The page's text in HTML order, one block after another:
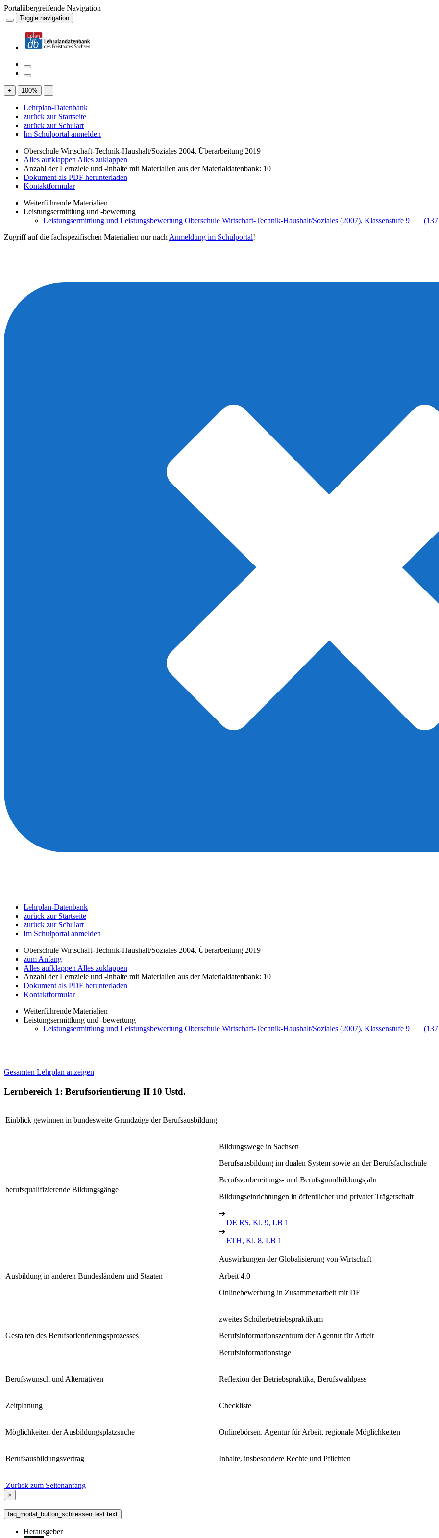
Portalübergreifende Navigation
Toggle navigation
+ 100% -
Lehrplan-Datenbank
zurück zur Startseite
zurück zur Schulart
Im Schulportal anmelden
Oberschule Wirtschaft-Technik-Haushalt/Soziales 2004, Überarbeitung 2019
Alles aufklappen Alles zuklappen
Anzahl der Lernziele und -inhalte mit Materialien aus der Materialdatenbank: 10
Dokument als PDF herunterladen
Kontaktformular
Weiterführende Materialien
Leistungsermittlung und -bewertung
Leistungsermittlung und Leistungsbewertung Oberschule Wirtschaft-Technik-Haushalt/Soziales (2007), Klassenstufe 9
Zugriff auf die fachspezifischen Materialien nur nach Anmeldung im Schulportal!
Lehrplan-Datenbank
zurück zur Startseite
zurück zur Schulart
Im Schulportal anmelden
Oberschule Wirtschaft-Technik-Haushalt/Soziales 2004, Überarbeitung 2019
zum Anfang
Alles aufklappen Alles zuklappen
Anzahl der Lernziele und -inhalte mit Materialien aus der Materialdatenbank: 10
Dokument als PDF herunterladen
Kontaktformular
Weiterführende Materialien
Leistungsermittlung und -bewertung
Leistungsermittlung und Leistungsbewertung Oberschule Wirtschaft-Technik-Haushalt/Soziales (2007), Klassenstufe 9
Gesamten Lehrplan anzeigen
Lernbereich 1: Berufsorientierung II 10 Ustd.
Einblick gewinnen in bundesweite Grundzüge der Berufsausbildung
berufsqualifizierende Bildungsgänge
Bildungswege in Sachsen
Berufsausbildung im dualen System sowie an der Berufsfachschule
Berufsvorbereitungs- und Berufsgrundbildungsjahr
Bildungseinrichtungen in öffentlicher und privater Trägerschaft
➔
DE RS, Kl. 9, LB 1
➔
ETH, Kl. 8, LB 1
Ausbildung in anderen Bundesländern und Staaten
Auswirkungen der Globalisierung von Wirtschaft
Arbeit 4.0
Onlinebewerbung in Zusammenarbeit mit DE
Gestalten des Berufsorientierungsprozesses
zweites Schülerbetriebspraktikum
Berufsinformationszentrum der Agentur für Arbeit
Berufsinformationstage
Berufswunsch und Alternativen Reflexion der Betriebspraktika, Berufswahlpass
Zeitplanung Checkliste
Möglichkeiten der Ausbildungsplatzsuche Onlinebörsen, Agentur für Arbeit, regionale Möglichkeiten
Berufsausbildungsvertrag Inhalte, insbesondere Rechte und Pflichten
Zurück zum Seitenanfang
×
faq_modal_button_schliessen test text
Herausgeber